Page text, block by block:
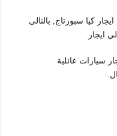
كيا سبورتاج, بالتالى
ايجار
سيارات عائلية